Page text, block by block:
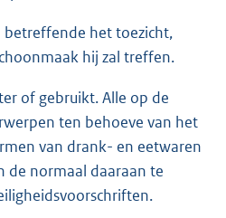
betreffende het toezicht,
hij zal treffen.
of gebruikt. Alle op de
ten behoeve van het
van drank- en eetwaren
de normaal daaraan te